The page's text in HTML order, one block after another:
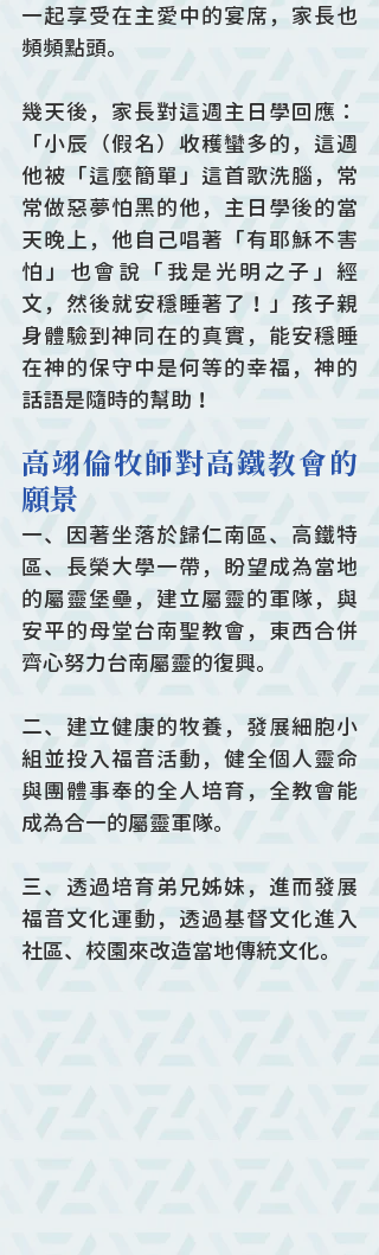
一起享受在主愛中的宴席，家長也
頻頻點頭。
幾天後，家長對這週主日學回應：
「小辰（假名）收穫蠻多的，這週
他被「這麼簡單」這首歌洗腦，常
常做惡夢怕黑的他，主日學後的當
天晚上，他自己唱著「有耶穌不害
怕」也會說「我是光明之子」經
文，然後就安穩睡著了！」孩子親
身體驗到神同在的真實，能安穩睡
在神的保守中是何等的幸福，神的
話語是隨時的幫助！
高翊倫牧師對高鐵教會的
願景
一、因著坐落於歸仁南區、高鐵特
區、長榮大學一帶，盼望成為當地
的屬靈堡壘，建立屬靈的軍隊，與
安平的母堂台南聖教會，東西合併
齊心努力台南屬靈的復興。
二、建立健康的牧養，發展細胞小
組並投入福音活動，健全個人靈命
與團體事奉的全人培育，全教會能
成為合一的屬靈軍隊。
三、透過培育弟兄姊妹，進而發展
福音文化運動，透過基督文化進入
社區、校園來改造當地傳統文化。